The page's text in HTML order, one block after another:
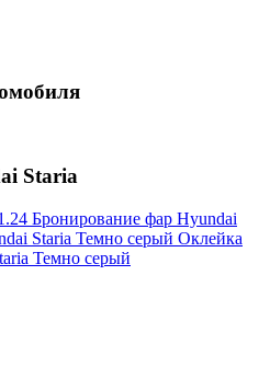
Staria
Бронирование фар Hyundai
Оклейка
Темно серый